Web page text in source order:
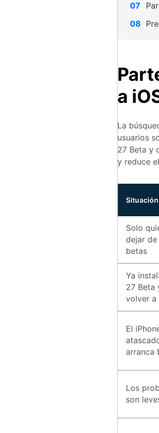
a
La
usuarios
27 Beta y
y reduce
Situación
Solo
dejar
betas
Ya
27 Beta
volver a
El
arranca
Los
son